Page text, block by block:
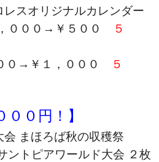
スオリジナルカレンダー
０００→￥５００
５
０→￥１，０００
５
００円！】
まほろば秋の収穫祭
ントピアワールド大会 ２枚